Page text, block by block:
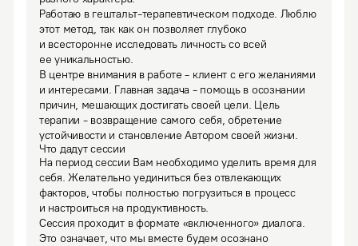
Работаю в гештальт-терапевтическом подходе. Люблю
этот метод, так как он позволяет глубоко
и всесторонне исследовать личность со всей
ее уникальностью.
В центре внимания в работе - клиент с его желаниями
и интересами. Главная задача - помощь в осознании
причин, мешающих достигать своей цели. Цель
терапии - возвращение самого себя, обретение
устойчивости и становление Автором своей жизни.
Что дадут сессии
На период сессии Вам необходимо уделить время для
себя. Желательно уединиться без отвлекающих
факторов, чтобы полностью погрузиться в процесс
и настроиться на продуктивность.
Сессия проходит в формате «включенного» диалога.
Это означает, что мы вместе будем осознано